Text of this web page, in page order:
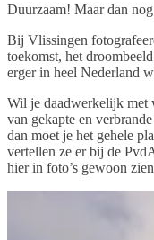
Duurzaam! Maar dan
Bij Vlissingen
toekomst, het
erger in heel Nederland
Wil je daadwerkelijk met
van gekapte en
dan moet je het gehele
vertellen ze er bij de
hier in foto’s gewoon